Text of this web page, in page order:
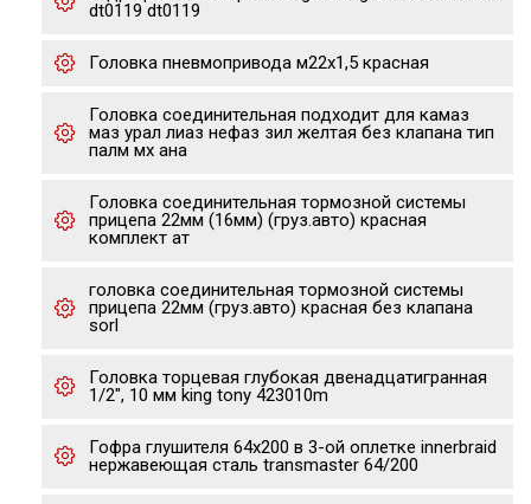
dt0119 dt0119
Головка пневмопривода м22х1,5 красная
Головка соединительная подходит для камаз
маз урал лиаз нефаз зил желтая без клапана тип
палм мх ана
Головка соединительная тормозной системы
прицепа 22мм (16мм) (груз.авто) красная
комплект ат
головка соединительная тормозной системы
прицепа 22мм (груз.авто) красная без клапана
sorl
Головка торцевая глубокая двенадцатигранная
1/2", 10 мм king tony 423010m
Гофра глушителя 64х200 в 3-ой оплетке innerbraid
нержавеющая сталь transmaster 64/200